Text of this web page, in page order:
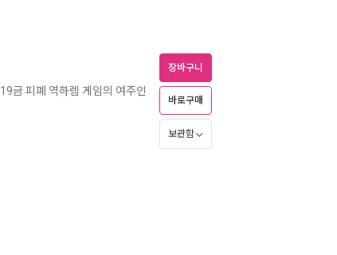
19금 피폐 역하렘 게임의 여주인
장바구니
바로구매
보관함